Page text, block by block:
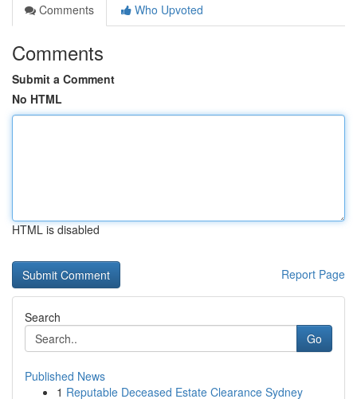
Comments
Who Upvoted
Comments
Submit a Comment
No HTML
HTML is disabled
Report Page
Search
Go
Published News
1 Reputable Deceased Estate Clearance Sydney